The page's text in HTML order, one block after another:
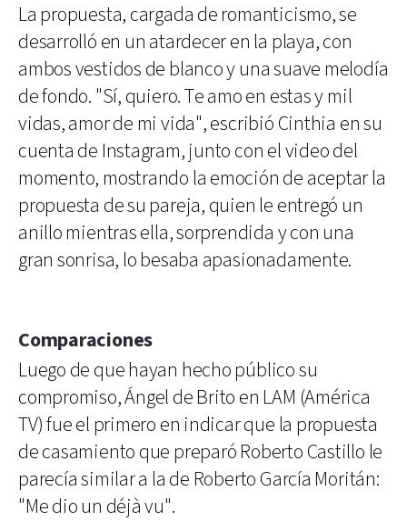
La propuesta, cargada de romanticismo, se
desarrolló en un atardecer en la playa, con
ambos vestidos de blanco y una suave melodía
de fondo. "Sí, quiero. Te amo en estas y mil
vidas, amor de mi vida", escribió Cinthia en su
cuenta de Instagram, junto con el video del
momento, mostrando la emoción de aceptar la
propuesta de su pareja, quien le entregó un
anillo mientras ella, sorprendida y con una
gran sonrisa, lo besaba apasionadamente.
Comparaciones
Luego de que hayan hecho público su
compromiso, Ángel de Brito en LAM (América
TV) fue el primero en indicar que la propuesta
de casamiento que preparó Roberto Castillo le
parecía similar a la de Roberto García Moritán:
"Me dio un déjà vu".